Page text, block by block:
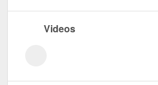
Videos